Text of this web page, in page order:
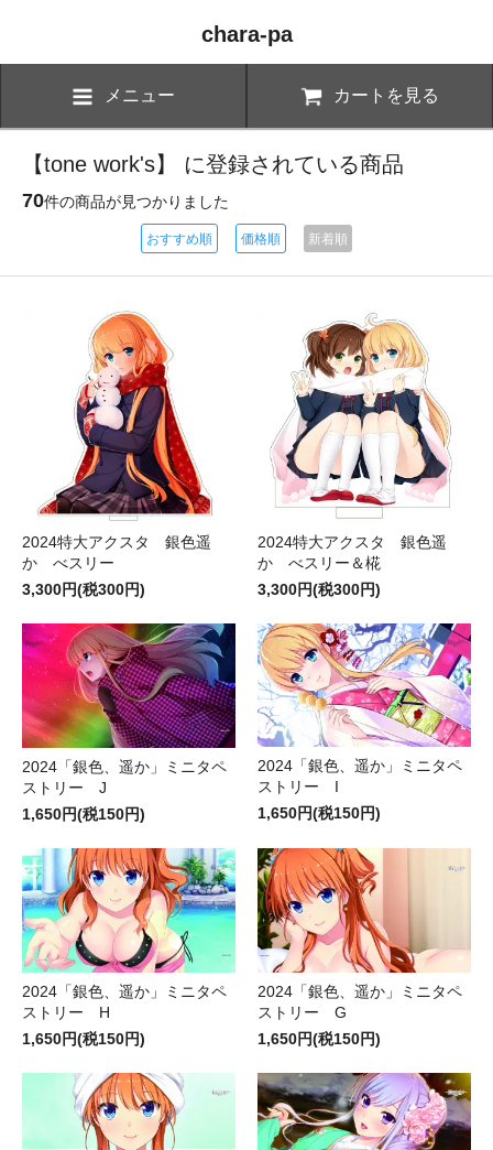
chara-pa
メニュー カートを見る
【tone work's】 に登録されている商品
70件の商品が見つかりました
おすすめ順 価格順 新着順
2024特大アクスタ 銀色遥
か べスリー
3,300円(税300円)
2024特大アクスタ 銀色遥
か べスリー＆椛
3,300円(税300円)
2024「銀色、遥か」ミニタペ
ストリー J
1,650円(税150円)
2024「銀色、遥か」ミニタペ
ストリー I
1,650円(税150円)
2024「銀色、遥か」ミニタペ
ストリー H
1,650円(税150円)
2024「銀色、遥か」ミニタペ
ストリー G
1,650円(税150円)